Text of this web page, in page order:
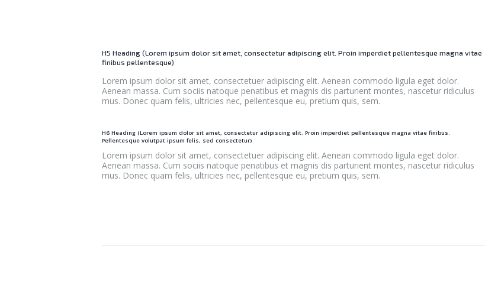
H5 Heading (Lorem ipsum dolor sit amet, consectetur adipiscing elit. Proin imperdiet pellentesque magna vitae
finibus pellentesque)
Lorem ipsum dolor sit amet, consectetuer adipiscing elit. Aenean commodo ligula eget dolor.
Aenean massa. Cum sociis natoque penatibus et magnis dis parturient montes, nascetur ridiculus
mus. Donec quam felis, ultricies nec, pellentesque eu, pretium quis, sem.
H6 Heading (Lorem ipsum dolor sit amet, consectetur adipiscing elit. Proin imperdiet pellentesque magna vitae finibus.
Pellentesque volutpat ipsum felis, sed consectetur)
Lorem ipsum dolor sit amet, consectetuer adipiscing elit. Aenean commodo ligula eget dolor.
Aenean massa. Cum sociis natoque penatibus et magnis dis parturient montes, nascetur ridiculus
mus. Donec quam felis, ultricies nec, pellentesque eu, pretium quis, sem.